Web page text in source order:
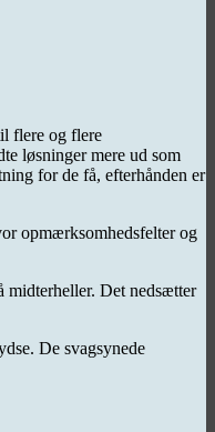
flere og flere
løsninger mere ud som
for de få, efterhånden er
opmærksomhedsfelter og
midterheller. Det nedsætter
De svagsynede